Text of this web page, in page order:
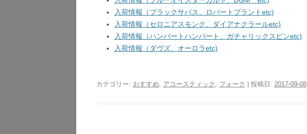
入荷情報（ブラックサバス、ロバートプラントetc)
入荷情報（セロニアスモンク、ダイアナクラールetc)
入荷情報（ハンバートハンバート、ガチャリックスピンetc)
入荷情報（ダヴズ、オーロラetc)
カテゴリー: おすすめ, アコースティック , フォーク | 投稿日: 2017-09-08